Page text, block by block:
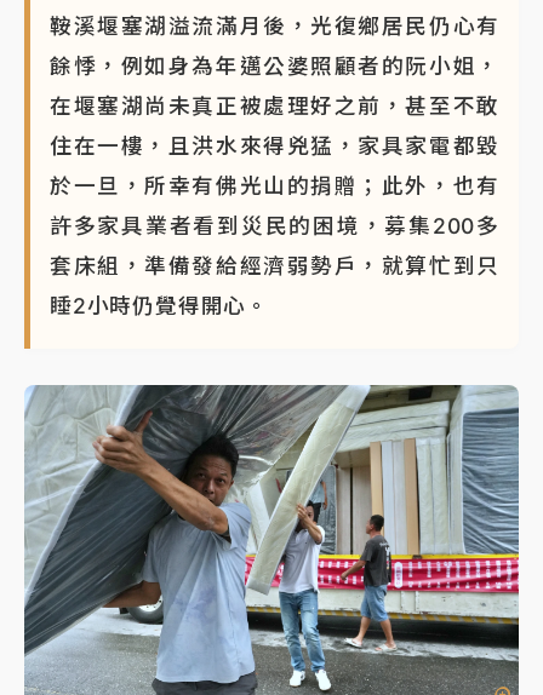
鞍溪堰塞湖溢流滿月後，光復鄉居民仍心有
餘悸，例如身為年邁公婆照顧者的阮小姐，
在堰塞湖尚未真正被處理好之前，甚至不敢
住在一樓，且洪水來得兇猛，家具家電都毀
於一旦，所幸有佛光山的捐贈；此外，也有
許多家具業者看到災民的困境，募集200多
套床組，準備發給經濟弱勢戶，就算忙到只
睡2小時仍覺得開心。